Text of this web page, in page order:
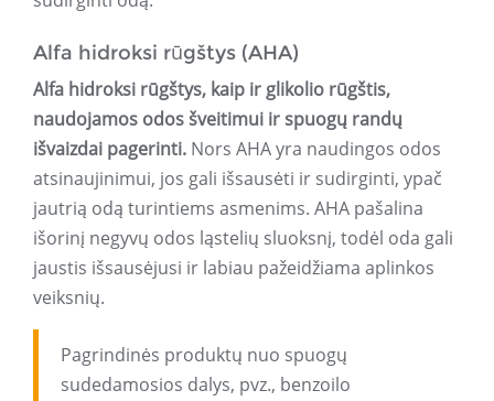
Alfa hidroksi rūgštys (AHA)
Alfa hidroksi rūgštys, kaip ir glikolio rūgštis,
naudojamos odos šveitimui ir spuogų randų
išvaizdai pagerinti. Nors AHA yra naudingos odos
atsinaujinimui, jos gali išsausėti ir sudirginti, ypač
jautrią odą turintiems asmenims. AHA pašalina
išorinį negyvų odos ląstelių sluoksnį, todėl oda gali
jaustis išsausėjusi ir labiau pažeidžiama aplinkos
veiksnių.
Pagrindinės produktų nuo spuogų
sudedamosios dalys, pvz., benzoilo